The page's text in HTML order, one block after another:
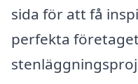
sida för att få
perfekta